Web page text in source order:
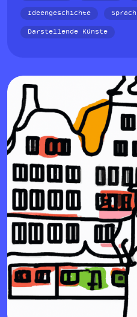
Ideengeschichte
Darstellende Künste